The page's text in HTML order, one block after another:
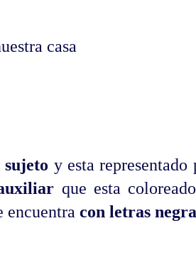
casa
sujeto y esta
que esta
encuentra con letras